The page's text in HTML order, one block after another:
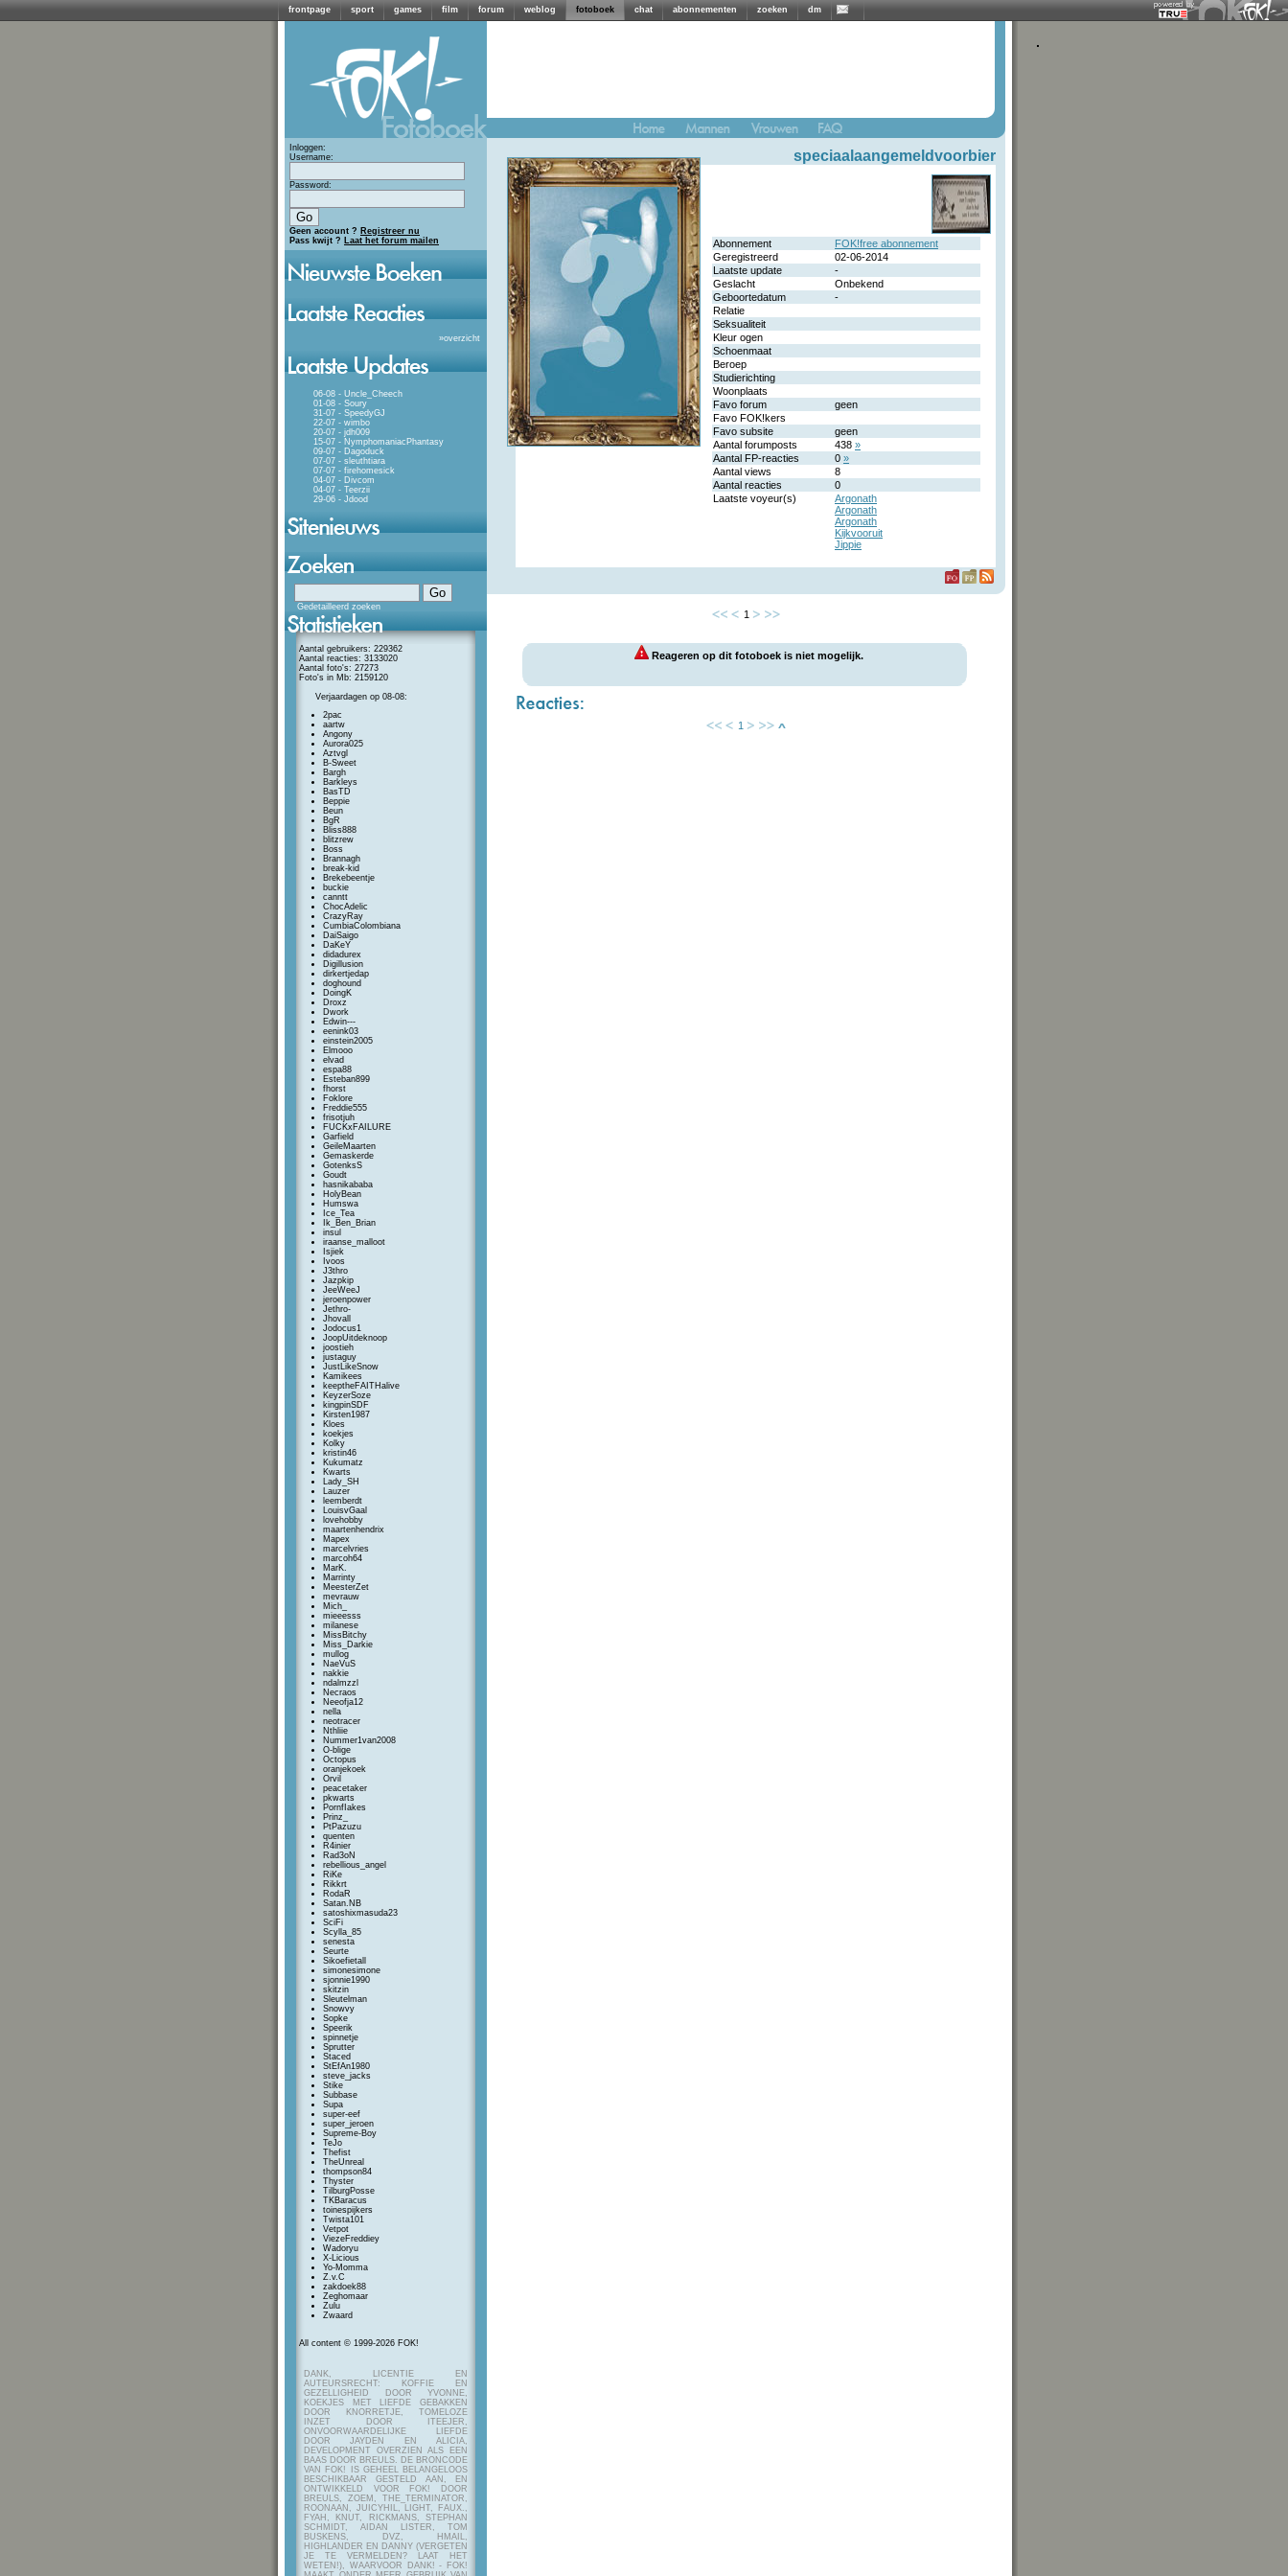
frontpage sport games film forum weblog fotoboek chat abonnementen zoeken dm
Inloggen:
Username:
Password:
Geen account ? Registreer nu
Pass kwijt ? Laat het forum mailen
»overzicht
06-08 - Uncle_Cheech
01-08 - Soury
31-07 - SpeedyGJ
22-07 - wimbo
20-07 - jdh009
15-07 - NymphomaniacPhantasy
09-07 - Dagoduck
07-07 - sleuthtiara
07-07 - firehomesick
04-07 - Divcom
04-07 - Teerzii
29-06 - Jdood
Gedetailleerd zoeken
Aantal gebruikers: 229362
Aantal reacties: 3133020
Aantal foto's: 27273
Foto's in Mb: 2159120
Verjaardagen op 08-08:
2pac
aartw
Angony
Aurora025
Aztvgl
B-Sweet
Bargh
Barkleys
BasTD
Beppie
Beun
BgR
Bliss888
blitzrew
Boss
Brannagh
break-kid
Brekebeentje
buckie
canntt
ChocAdelic
CrazyRay
CumbiaColombiana
DaiSaigo
DaKeY
didadurex
Digillusion
dirkertjedap
doghound
DoingK
Droxz
Dwork
Edwin---
eenink03
einstein2005
Elmooo
elvad
espa88
Esteban899
fhorst
Foklore
Freddie555
frisotjuh
FUCKxFAILURE
Garfield
GeileMaarten
Gemaskerde
GotenksS
Goudt
hasnikababa
HolyBean
Humswa
Ice_Tea
Ik_Ben_Brian
insul
iraanse_malloot
Isjiek
Ivoos
J3thro
Jazpkip
JeeWeeJ
jeroenpower
Jethro-
Jhovall
Jodocus1
JoopUitdeknoop
joostieh
justaguy
JustLikeSnow
Kamikees
keeptheFAITHalive
KeyzerSoze
kingpinSDF
Kirsten1987
Kloes
koekjes
Kolky
kristin46
Kukumatz
Kwarts
Lady_SH
Lauzer
leemberdt
LouisvGaal
lovehobby
maartenhendrix
Mapex
marcelvries
marcoh64
MarK.
Marrinty
MeesterZet
mevrauw
Mich_
mieeesss
milanese
MissBitchy
Miss_Darkie
mullog
NaeVuS
nakkie
ndalmzzl
Necraos
Neeofja12
nella
neotracer
Nthliie
Nummer1van2008
O-blige
Octopus
oranjekoek
Orvil
peacetaker
pkwarts
PornfIakes
Prinz_
PtPazuzu
quenten
R4inier
Rad3oN
rebellious_angel
RiKe
Rikkrt
RodaR
Satan.NB
satoshixmasuda23
SciFi
Scylla_85
senesta
Seurte
Sikoefietall
simonesimone
sjonnie1990
skitzin
Sleutelman
Snowvy
Sopke
Speerik
spinnetje
Sprutter
Staced
StEfAn1980
steve_jacks
Stike
Subbase
Supa
super-eef
super_jeroen
Supreme-Boy
TeJo
Thefist
TheUnreal
thompson84
Thyster
TilburgPosse
TKBaracus
toinespijkers
Twista101
Vetpot
ViezeFreddiey
Wadoryu
X-Licious
Yo-Momma
Z.v.C
zakdoek88
Zeghomaar
Zulu
Zwaard
All content © 1999-2026 FOK!
DANK, LICENTIE EN
AUTEURSRECHT: KOFFIE EN
GEZELLIGHEID DOOR YVONNE,
KOEKJES MET LIEFDE GEBAKKEN
DOOR KNORRETJE, TOMELOZE
INZET DOOR ITEEJER,
ONVOORWAARDELIJKE LIEFDE
DOOR JAYDEN EN ALICIA,
DEVELOPMENT OVERZIEN ALS EEN
BAAS DOOR BREULS. DE BRONCODE
VAN FOK! IS GEHEEL BELANGELOOS
BESCHIKBAAR GESTELD AAN, EN
ONTWIKKELD VOOR FOK! DOOR
BREULS, ZOEM, THE_TERMINATOR,
ROONAAN, JUICYHIL, LIGHT, FAUX.,
FYAH, KNUT, RICKMANS, STEPHAN
SCHMIDT, AIDAN LISTER, TOM
BUSKENS, DVZ, HMAIL,
HIGHLANDER EN DANNY (VERGETEN
JE TE VERMELDEN? LAAT HET
WETEN!), WAARVOOR DANK! - FOK!
speciaalaangemeldvoorbier
Abonnement
FOK!free abonnement
Geregistreerd
02-06-2014
Laatste update
-
Geslacht
Onbekend
Geboortedatum
-
Relatie
Seksualiteit
Kleur ogen
Schoenmaat
Beroep
Studierichting
Woonplaats
Favo forum
geen
Favo FOK!kers
Favo subsite
geen
Aantal forumposts
438 »
Aantal FP-reacties
0 »
Aantal views
8
Aantal reacties
0
Laatste voyeur(s)
Argonath
Argonath
Argonath
Kijkvooruit
Jippie
1
Reageren op dit fotoboek is niet mogelijk.
1